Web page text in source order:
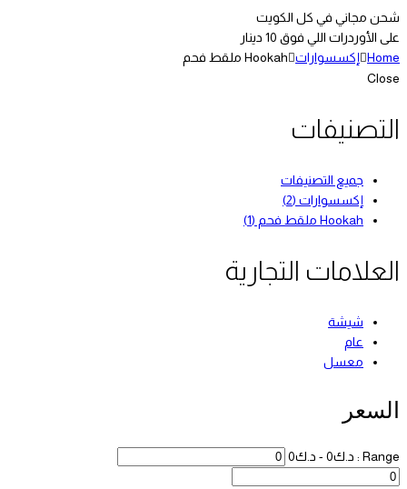
شحن مجاني في كل الكويت
على الأوردرات اللي فوق 10 دينار
Home إكسسوارات Hookah ملقط فحم
Close
التصنيفات
جميع التصنيفات
إكسسوارات (2)
Hookah ملقط فحم
(1)
العلامات التجارية
شيشة
عام
معسل
السعر
Range : د.ك0 - د.ك0